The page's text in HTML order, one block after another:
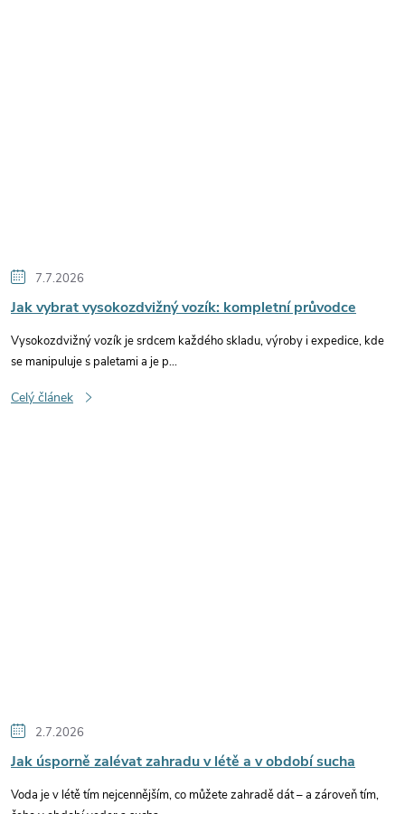
7.7.2026
Jak vybrat vysokozdvižný vozík: kompletní průvodce
Vysokozdvižný vozík je srdcem každého skladu, výroby i expedice, kde
se manipuluje s paletami a je p...
Celý článek
2.7.2026
Jak úsporně zalévat zahradu v létě a v období sucha
Voda je v létě tím nejcennějším, co můžete zahradě dát – a zároveň tím,